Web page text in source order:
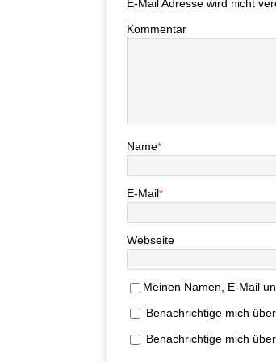
E-Mail Adresse wird nicht
Kommentar
Name*
E-Mail*
Webseite
Meinen Namen, E-Mail
Benachrichtige mich
Benachrichtige mich